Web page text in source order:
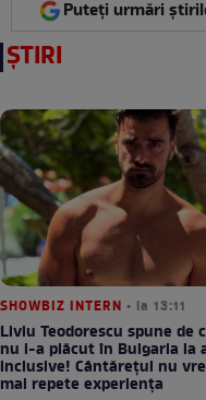
Puteți urmări
ȘTIRI
SHOWBIZ INTERN • la 13:11
Liviu Teodorescu spune de
nu i-a plăcut în Bulgaria la
inclusive! Cântărețul nu
mai repete experiența